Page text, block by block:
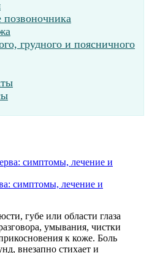
грудного и поясничного
симптомы, лечение и
губе или области глаза
умывания, чистки
к коже. Боль
внезапно стихает и